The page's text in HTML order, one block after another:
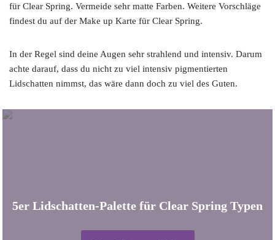
für Clear Spring. Vermeide sehr matte Farben. Weitere Vorschläge
findest du auf der Make up Karte für Clear Spring.
In der Regel sind deine Augen sehr strahlend und intensiv. Darum
achte darauf, dass du nicht zu viel intensiv pigmentierten
Lidschatten nimmst, das wäre dann doch zu viel des Guten.
5er Lidschatten-Palette für Clear Spring Typen